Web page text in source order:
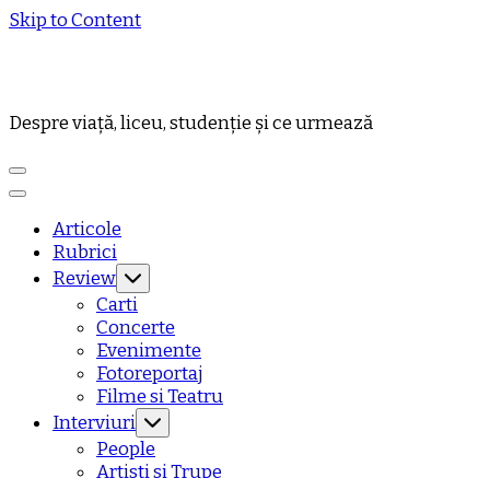
Skip to Content
Despre viață, liceu, studenție și ce urmează
Articole
Rubrici
Review
Carti
Concerte
Evenimente
Fotoreportaj
Filme si Teatru
Interviuri
People
Artisti si Trupe